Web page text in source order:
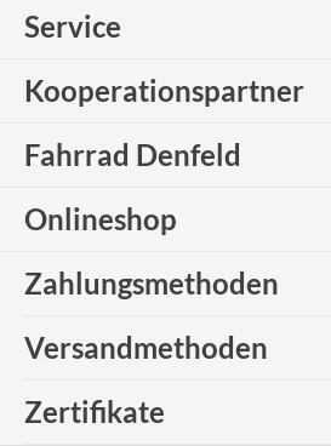
Service
Kooperationspartner
Fahrrad Denfeld
Onlineshop
Zahlungsmethoden
Versandmethoden
Zertifikate